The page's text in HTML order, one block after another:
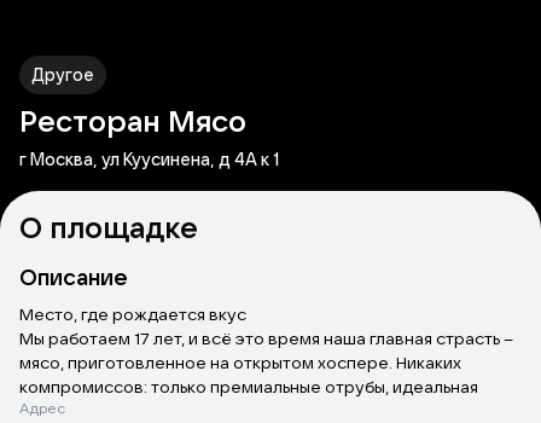
Другое
Ресторан Мясо
г Москва, ул Куусинена, д 4А к 1
О площадке
Описание
Место, где рождается вкус
Мы работаем 17 лет, и всё это время наша главная страсть –
мясо, приготовленное на открытом хоспере. Никаких
компромиссов: только премиальные отрубы, идеальная
прожарка и уважение к продукту
Адрес